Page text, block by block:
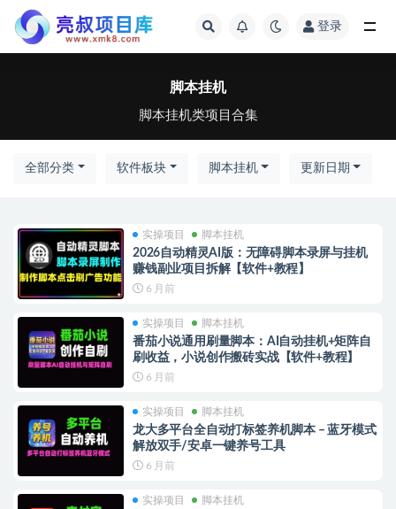
登录
脚本挂机
脚本挂机类项目合集
全部分类 软件板块 脚本挂机 更新日期
实操项目 脚本挂机
2026自动精灵AI版：无障碍脚本录屏与挂机
赚钱副业项目拆解【软件+教程】
6 月前
实操项目 脚本挂机
番茄小说通用刷量脚本：AI自动挂机+矩阵自
刷收益，小说创作搬砖实战【软件+教程】
6 月前
实操项目 脚本挂机
龙大多平台全自动打标签养机脚本 – 蓝牙模式
解放双手/安卓一键养号工具
6 月前
实操项目 脚本挂机